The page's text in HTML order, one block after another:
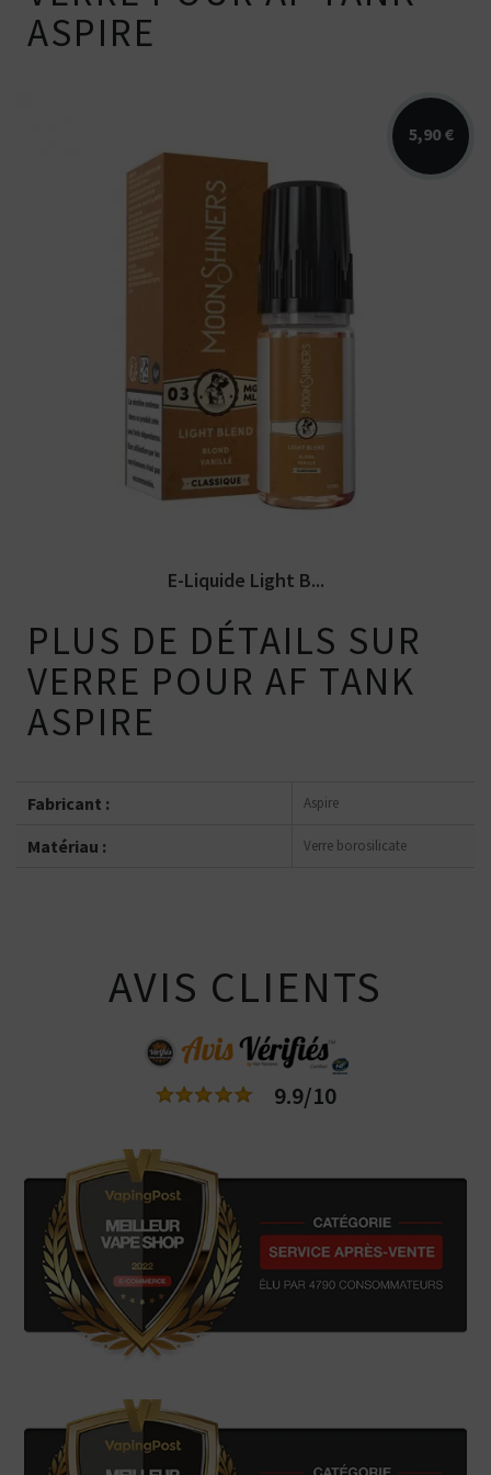
ASPIRE
5,90 €
Arômes : blond, vanille, noisettes. E-
liquide Moonshiners. Disponible en...
E-Liquide Light B...
PLUS DE DÉTAILS SUR
VERRE POUR AF TANK
ASPIRE
Fabricant : Aspire
Matériau : Verre borosilicate
AVIS CLIENTS
9.9/10